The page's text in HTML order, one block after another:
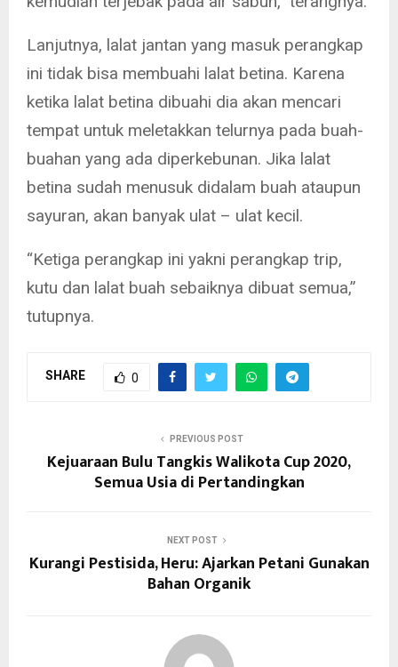
Lanjutnya, lalat jantan yang masuk perangkap
ini tidak bisa membuahi lalat betina. Karena
ketika lalat betina dibuahi dia akan mencari
tempat untuk meletakkan telurnya pada buah-
buahan yang ada diperkebunan. Jika lalat
betina sudah menusuk didalam buah ataupun
sayuran, akan banyak ulat – ulat kecil.
“Ketiga perangkap ini yakni perangkap trip,
kutu dan lalat buah sebaiknya dibuat semua,”
tutupnya.
SHARE 0
PREVIOUS POST
Kejuaraan Bulu Tangkis Walikota Cup 2020,
Semua Usia di Pertandingkan
NEXT POST
Kurangi Pestisida, Heru: Ajarkan Petani Gunakan
Bahan Organik